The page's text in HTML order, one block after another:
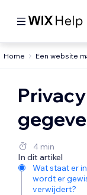
Home Een website
4 min
In dit artikel
Wat staat er
wordt er
verwijdert?